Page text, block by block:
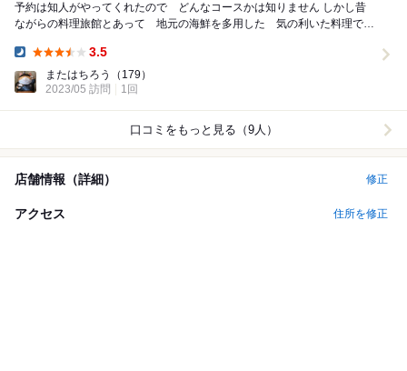
予約は知人がやってくれたので どんなコースかは知りません しかし昔
ながらの料理旅館とあって 地元の海鮮を多用した 気の利いた料理でも
3.5
またはちろう
（179）
2023/05 訪問
1回
口コミをもっと見る（9人）
店舗情報（詳細） 修正
アクセス 住所を修正